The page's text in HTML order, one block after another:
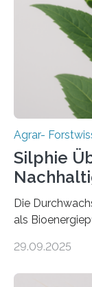
erhalten
Gießen (JLU)
Marc F.
Agrar-
Silphie
Die
als
mehrjährigen
29.09.2025